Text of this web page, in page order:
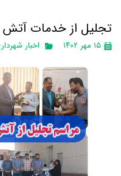
تجلیل از خدمات آتش
۱۵ مهر ۱۴۰۲ اخبار